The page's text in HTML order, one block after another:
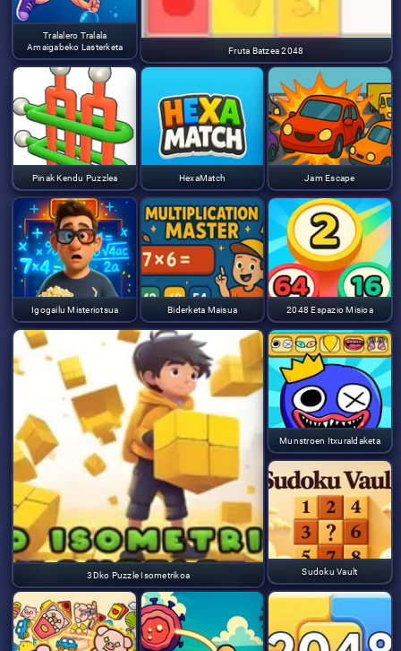
Fruta Batzea 2048
Tralalero Tralala
Amaigabeko Lasterketa
Pinak Kendu Puzzlea HexaMatch Jam Escape
Igogailu Misteriotsua Biderketa Maisua 2048 Espazio Misioa
3Dko Puzzle Isometrikoa
Munstroen Itxuraldaketa
Sudoku Vault